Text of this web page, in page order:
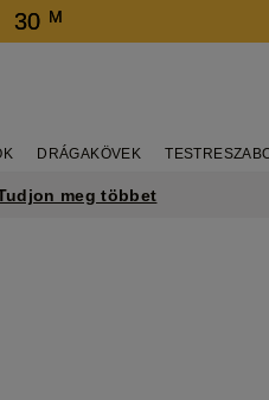
30 M
DRÁGAKÖVEK
meg többet